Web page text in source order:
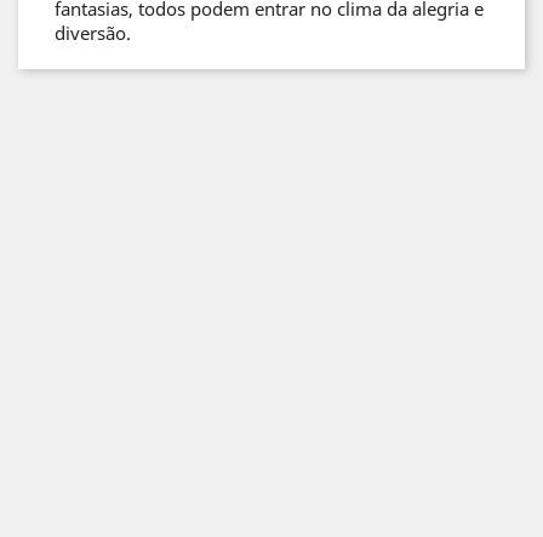
fantasias, todos podem entrar no clima da alegria e
diversão.